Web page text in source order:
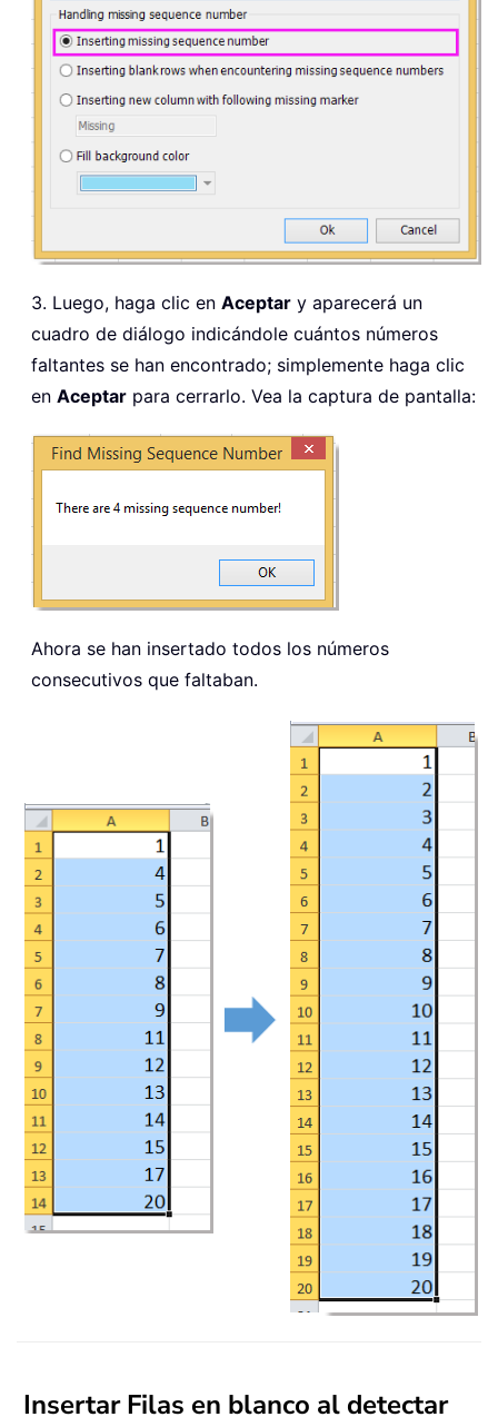
3. Luego, haga clic en Aceptar y aparecerá un
cuadro de diálogo indicándole cuántos números
faltantes se han encontrado; simplemente haga clic
en Aceptar para cerrarlo. Vea la captura de pantalla:
Ahora se han insertado todos los números
consecutivos que faltaban.
Insertar Filas en blanco al detectar